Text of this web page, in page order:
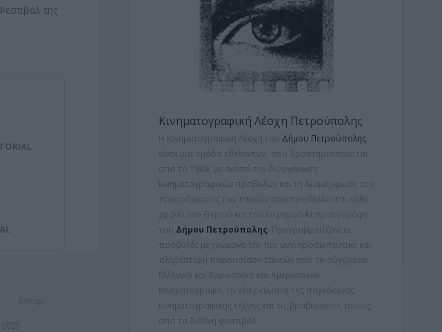
της
Κινηματογραφική Λέσχη Πετρούπολης
Η Κινηματογραφική Λέσχη του Δήμου Πετρούπολης
είναι μία ομάδα εθελοντών, που δραστηριοποιείται
από το 1989, με σκοπό την διοργάνωση
κινηματογραφικών προβολών και τη διαμόρφωση του
προγράμματος των ταινιών που προβάλλονται κάθε
χρόνο στο Θερινό και τον Χειμερινό Κινηματογράφο
του Δήμου Πετρούπολης . Προγραμματίζονται
προβολές με γνώμονα την πιο αντιπροσωπευτική και
πληρέστερη παρουσίαση ταινιών από το σύγχρονο
Ελληνικό και Ευρωπαϊκό και Αμερικανικό
Κινηματογράφο, τα νέα ρεύματα της παγκόσμιας
κινηματογραφικής τέχνης και τις βραβευμένες ταινίες
από τα διεθνή φεστιβάλ.